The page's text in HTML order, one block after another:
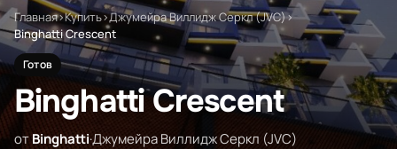
Главная›Купить›Джумейра Виллидж Серкл (JVC)›
Binghatti Crescent
Готов
Binghatti Crescent
отBinghatti·Джумейра Виллидж Серкл (JVC)